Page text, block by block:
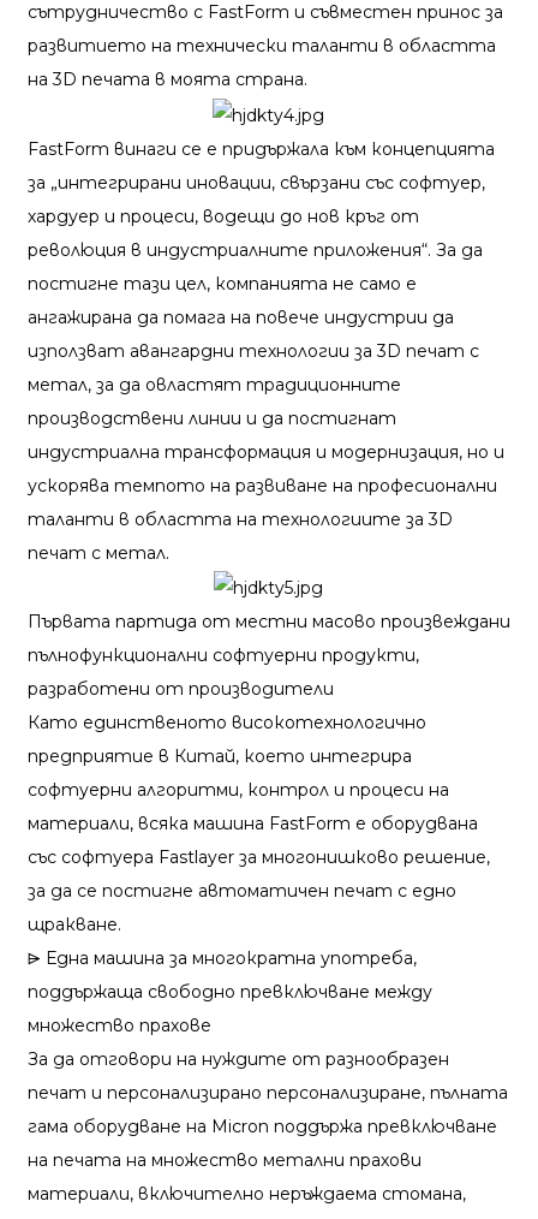
сътрудничество с FastForm и съвместен принос за
развитието на технически таланти в областта
на 3D печата в моята страна.
FastForm винаги се е придържала към концепцията
за „интегрирани иновации, свързани със софтуер,
хардуер и процеси, водещи до нов кръг от
революция в индустриалните приложения“. За да
постигне тази цел, компанията не само е
ангажирана да помага на повече индустрии да
използват авангардни технологии за 3D печат с
метал, за да овластят традиционните
производствени линии и да постигнат
индустриална трансформация и модернизация, но и
ускорява темпото на развиване на професионални
таланти в областта на технологиите за 3D
печат с метал.
Първата партида от местни масово произвеждани
пълнофункционални софтуерни продукти,
разработени от производители
Като единственото високотехнологично
предприятие в Китай, което интегрира
софтуерни алгоритми, контрол и процеси на
материали, всяка машина FastForm е оборудвана
със софтуера Fastlayer за многонишково решение,
за да се постигне автоматичен печат с едно
щракване.
⩥ Една машина за многократна употреба,
поддържаща свободно превключване между
множество прахове
За да отговори на нуждите от разнообразен
печат и персонализирано персонализиране, пълната
гама оборудване на Micron поддържа превключване
на печата на множество метални прахови
материали, включително неръждаема стомана,